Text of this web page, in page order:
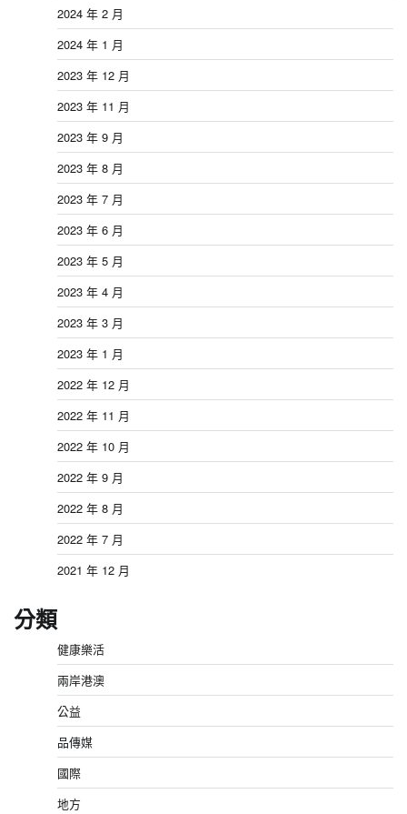
2024 年 2 月
2024 年 1 月
2023 年 12 月
2023 年 11 月
2023 年 9 月
2023 年 8 月
2023 年 7 月
2023 年 6 月
2023 年 5 月
2023 年 4 月
2023 年 3 月
2023 年 1 月
2022 年 12 月
2022 年 11 月
2022 年 10 月
2022 年 9 月
2022 年 8 月
2022 年 7 月
2021 年 12 月
分類
健康樂活
兩岸港澳
公益
品傳媒
國際
地方